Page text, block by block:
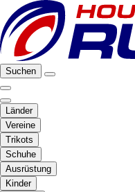
Suchen
Länder
Vereine
Trikots
Schuhe
Ausrüstung
Kinder